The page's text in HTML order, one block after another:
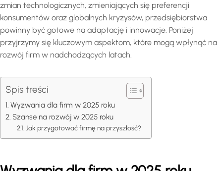
zmian technologicznych, zmieniających się preferencji
konsumentów oraz globalnych kryzysów, przedsiębiorstwa
powinny być gotowe na adaptację i innowacje. Poniżej
przyjrzymy się kluczowym aspektom, które mogą wpłynąć na
rozwój firm w nadchodzących latach.
Spis treści
Wyzwania dla firm w 2025 roku
Szanse na rozwój w 2025 roku
Jak przygotować firmę na przyszłość?